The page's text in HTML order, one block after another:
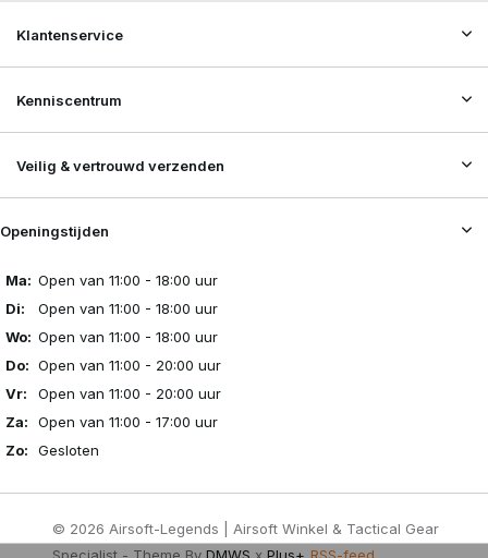
Klantenservice
Kenniscentrum
Veilig & vertrouwd verzenden
Openingstijden
Ma: Open van 11:00 - 18:00 uur
Di:
Open van 11:00 - 18:00 uur
Wo: Open van 11:00 - 18:00 uur
Do: Open van 11:00 - 20:00 uur
Vr:
Open van 11:00 - 20:00 uur
Za:
Open van 11:00 - 17:00 uur
Zo:
Gesloten
© 2026 Airsoft-Legends | Airsoft Winkel & Tactical Gear